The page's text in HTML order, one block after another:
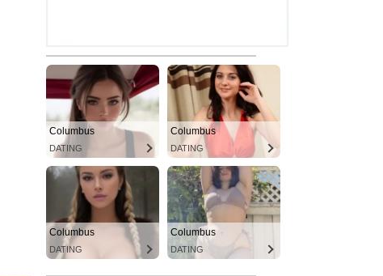
Columbus
DATING
Columbus
DATING
Columbus
DATING
Columbus
DATING